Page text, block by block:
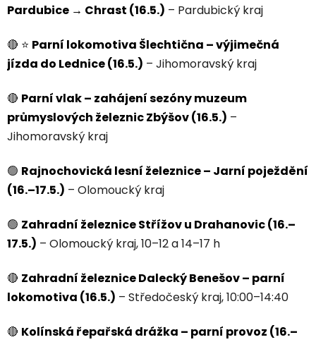
Pardubice → Chrast (16.5.) – Pardubický kraj
🔴 ⭐ Parní lokomotiva Šlechtična – výjimečná
jízda do Lednice (16.5.) – Jihomoravský kraj
🔴 Parní vlak – zahájení sezóny muzeum
průmyslových železnic Zbýšov (16.5.) –
Jihomoravský kraj
🟢 Rajnochovická lesní železnice – Jarní poježdění
(16.–17.5.) – Olomoucký kraj
🟢 Zahradní železnice Střížov u Drahanovic (16.–
17.5.) – Olomoucký kraj, 10–12 a 14–17 h
🔴 Zahradní železnice Dalecký Benešov – parní
lokomotiva (16.5.) – Středočeský kraj, 10:00–14:40
🔴 Kolínská řepařská drážka – parní provoz (16.–